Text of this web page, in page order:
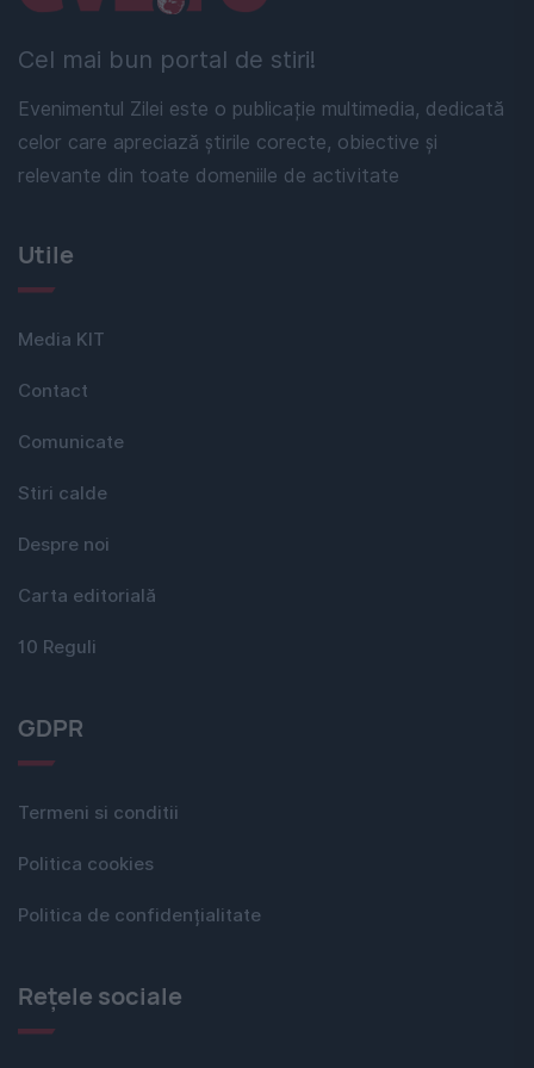
Cel mai bun portal de stiri!
Evenimentul Zilei este o publicație multimedia, dedicată
celor care apreciază știrile corecte, obiective și
relevante din toate domeniile de activitate
Utile
Media KIT
Contact
Comunicate
Stiri calde
Despre noi
Carta editorială
10 Reguli
GDPR
Termeni si conditii
Politica cookies
Politica de confidențialitate
Rețele sociale